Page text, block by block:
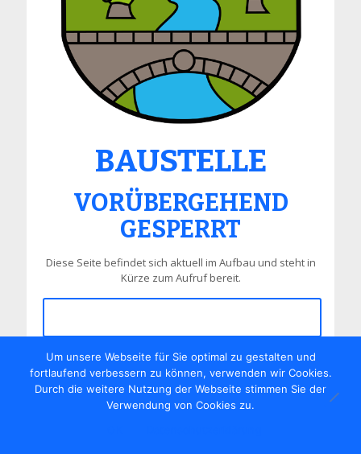
VORÜBERGEHEND
GESPERRT
Diese Seite befindet sich aktuell im Aufbau und steht in
Kürze zum Aufruf bereit.
Zur Startseite
BAUSTELLE
VORÜBERGEHEND
GESPERRT
Diese Seite befindet sich aktuell im Aufbau und steht in
Kürze zum Aufruf bereit.
Um unsere Webseite für Sie optimal zu gestalten und
fortlaufend verbessern zu können, verwenden wir Cookies.
Durch die weitere Nutzung der Webseite stimmen Sie der
Verwendung von Cookies zu.